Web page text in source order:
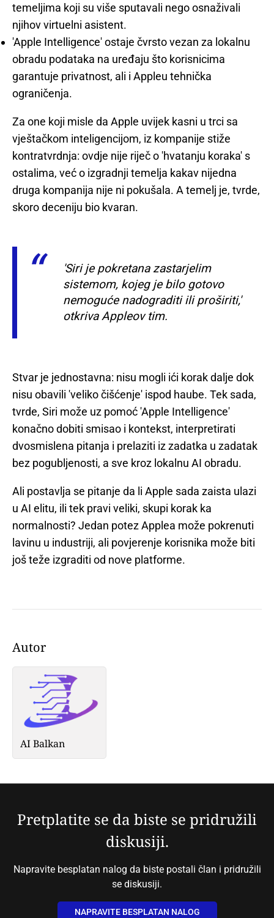
temeljima koji su više sputavali nego osnaživali
njihov virtuelni asistent.
'Apple Intelligence' ostaje čvrsto vezan za lokalnu
obradu podataka na uređaju što korisnicima
garantuje privatnost, ali i Appleu tehnička
ograničenja.
Za one koji misle da Apple uvijek kasni u trci sa
vještačkom inteligencijom, iz kompanije stiže
kontratvrdnja: ovdje nije riječ o 'hvatanju koraka' s
ostalima, već o izgradnji temelja kakav nijedna
druga kompanija nije ni pokušala. A temelj je, tvrde,
skoro deceniju bio kvaran.
'Siri je pokretana zastarjelim
sistemom, kojeg je bilo gotovo
nemoguće nadograditi ili proširiti,'
otkriva Appleov tim.
Stvar je jednostavna: nisu mogli ići korak dalje dok
nisu obavili 'veliko čišćenje' ispod haube. Tek sada,
tvrde, Siri može uz pomoć 'Apple Intelligence'
konačno dobiti smisao i kontekst, interpretirati
dvosmislena pitanja i prelaziti iz zadatka u zadatak
bez pogubljenosti, a sve kroz lokalnu AI obradu.
Ali postavlja se pitanje da li Apple sada zaista ulazi
u AI elitu, ili tek pravi veliki, skupi korak ka
normalnosti? Jedan potez Applea može pokrenuti
lavinu u industriji, ali povjerenje korisnika može biti
još teže izgraditi od nove platforme.
Autor
AI Balkan
Pretplatite se da biste se pridružili
diskusiji.
Napravite besplatan nalog da biste postali član i pridružili
se diskusiji.
NAPRAVITE BESPLATAN NALOG